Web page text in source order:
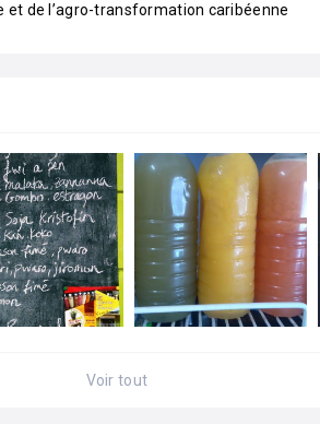
et de l’agro-transformation caribéenne
Voir tout